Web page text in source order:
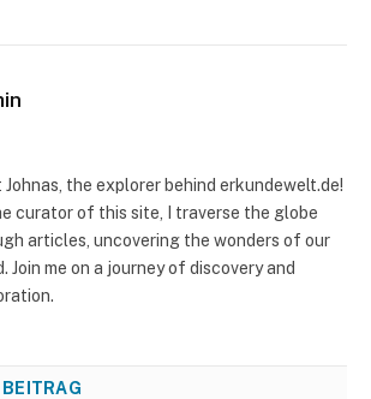
Johnas, the explorer behind erkundewelt.de!
curator of this site, I traverse the globe
articles, uncovering the wonders of our
Join me on a journey of discovery and
BEITRAG